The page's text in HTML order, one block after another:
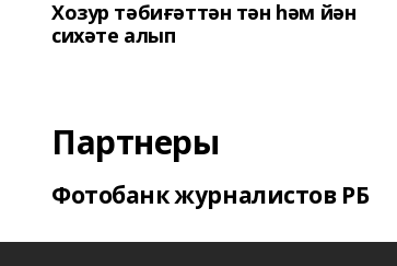
Хозур тәбиғәттән тән һәм йән
сихәте алып
Партнеры
Фотобанк журналистов РБ